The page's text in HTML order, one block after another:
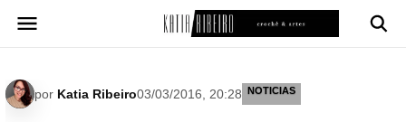
para
por Katia Ribeiro03/03/2016, 20:28 NOTICIAS